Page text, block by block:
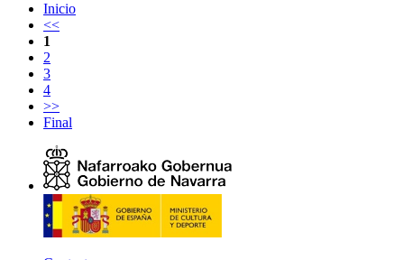
Inicio
<<
1
2
3
4
>>
Final